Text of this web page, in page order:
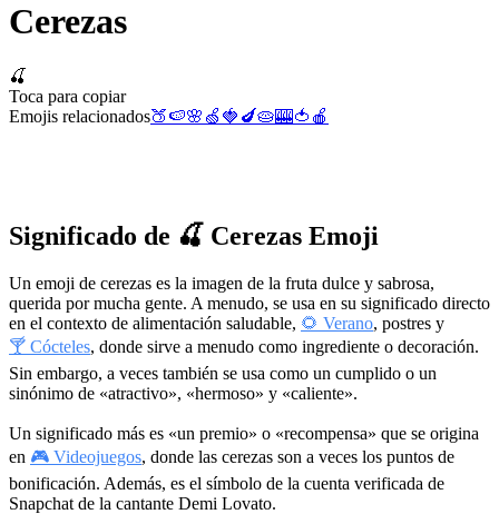
Cerezas
🍒
Toca para copiar
Emojis relacionados🍑🍉🌸 🍏 🍓 🍆🥧🎰🍅 🍎
Significado de 🍒 Cerezas Emoji
Un emoji de cerezas es la imagen de la fruta dulce y sabrosa,
querida por mucha gente. A menudo, se usa en su significado directo
en el contexto de alimentación saludable, 🌻 Verano, postres y
🍸 Cócteles, donde sirve a menudo como ingrediente o decoración.
Sin embargo, a veces también se usa como un cumplido o un
sinónimo de «atractivo», «hermoso» y «caliente».
Un significado más es «un premio» o «recompensa» que se origina
en 🎮 Videojuegos, donde las cerezas son a veces los puntos de
bonificación. Además, es el símbolo de la cuenta verificada de
Snapchat de la cantante Demi Lovato.